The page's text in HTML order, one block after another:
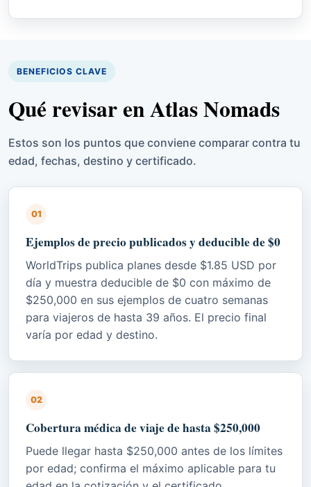
BENEFICIOS CLAVE
Qué revisar en Atlas Nomads
Estos son los puntos que conviene comparar contra tu
edad, fechas, destino y certificado.
01
Ejemplos de precio publicados y deducible de $0
WorldTrips publica planes desde $1.85 USD por
día y muestra deducible de $0 con máximo de
$250,000 en sus ejemplos de cuatro semanas
para viajeros de hasta 39 años. El precio final
varía por edad y destino.
02
Cobertura médica de viaje de hasta $250,000
Puede llegar hasta $250,000 antes de los límites
por edad; confirma el máximo aplicable para tu